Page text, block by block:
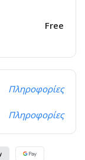
Free
Πληροφορίες
Πληροφορίες